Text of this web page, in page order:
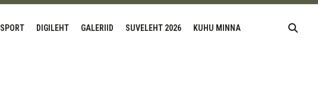
SPORT DIGILEHT GALERIID SUVELEHT 2026 KUHU MINNA